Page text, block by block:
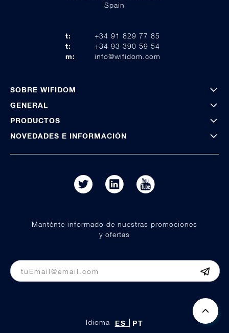
Spain
t:
+34 91 829 77 85
t:
+34 93 390 59 54
m:
info@wifidom.com
SOBRE WIFIDOM
GENERAL
PRODUCTOS
NOVEDADES E INFORMACIÓN
Idioma ES PT
Manténte informado de nuestras promociones
y ofertas